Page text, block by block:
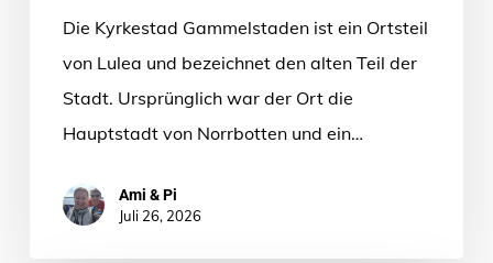
Die Kyrkestad Gammelstaden ist ein Ortsteil
von Lulea und bezeichnet den alten Teil der
Stadt. Ursprünglich war der Ort die
Hauptstadt von Norrbotten und ein…
Ami & Pi
Juli 26, 2026